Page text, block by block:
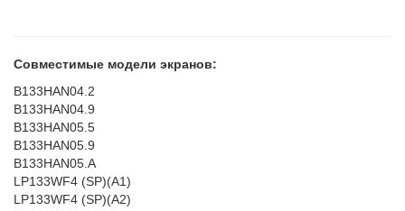
Совместимые модели экранов:
B133HAN04.2
B133HAN04.9
B133HAN05.5
B133HAN05.9
B133HAN05.A
LP133WF4 (SP)(A1)
LP133WF4 (SP)(A2)